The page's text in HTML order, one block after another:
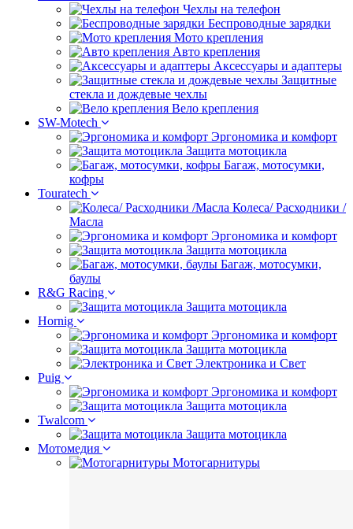
Чехлы на телефон
Беспроводные зарядки
Мото крепления
Авто крепления
Аксессуары и адаптеры
Защитные
стекла и дождевые чехлы
Вело крепления
SW-Motech
Эргономика и комфорт
Защита мотоцикла
Багаж, мотосумки,
кофры
Touratech
Колеса/ Расходники /
Масла
Эргономика и комфорт
Защита мотоцикла
Багаж, мотосумки,
баулы
R&G Racing
Защита мотоцикла
Hornig
Эргономика и комфорт
Защита мотоцикла
Электроника и Свет
Puig
Эргономика и комфорт
Защита мотоцикла
Twalcom
Защита мотоцикла
Мотомедия
Мотогарнитуры